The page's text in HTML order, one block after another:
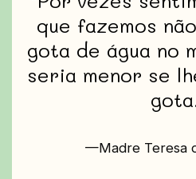
que fazemos
gota de água no
seria menor se
—Madre Teresa